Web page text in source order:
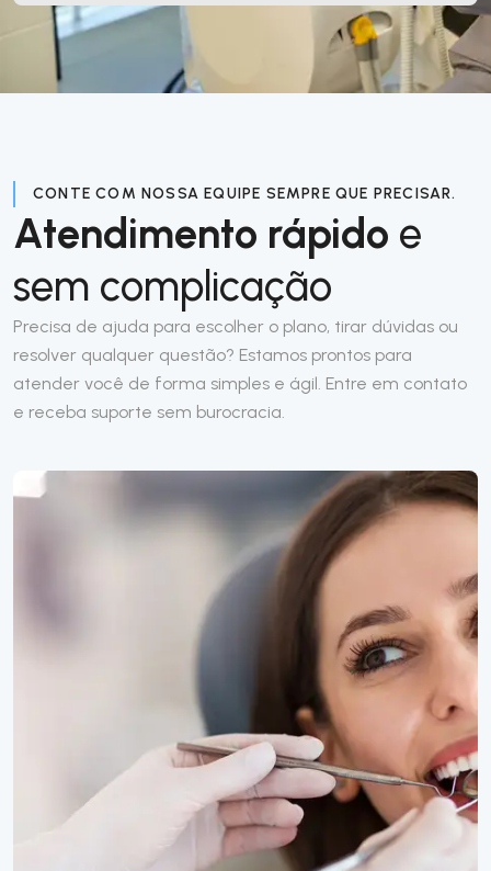
CONTE COM NOSSA EQUIPE SEMPRE QUE PRECISAR.
Atendimento rápido e
sem complicação
Precisa de ajuda para escolher o plano, tirar dúvidas ou
resolver qualquer questão? Estamos prontos para
atender você de forma simples e ágil. Entre em contato
e receba suporte sem burocracia.